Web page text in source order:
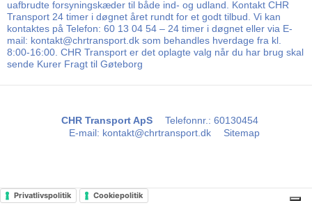
uafbrudte forsyningskæder til både ind- og udland. Kontakt CHR
Transport 24 timer i døgnet året rundt for et godt tilbud. Vi kan
kontaktes på Telefon: 60 13 04 54 – 24 timer i døgnet eller via E-
mail: kontakt@chrtransport.dk som behandles hverdage fra kl.
8:00-16:00. CHR Transport er det oplagte valg når du har brug skal
sende Kurer Fragt til Gøteborg
CHR Transport ApS Telefonnr.: 60130454
E-mail: kontakt@chrtransport.dk Sitemap
Privatlivspolitik Cookiepolitik